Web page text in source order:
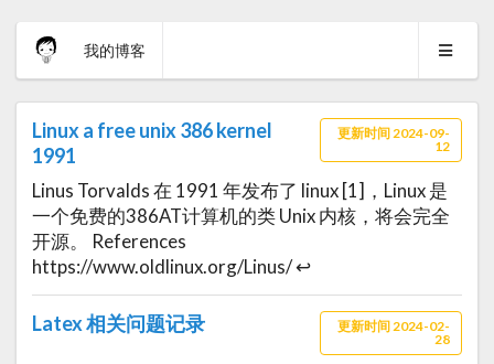
我的博客
Linux a free unix 386 kernel
1991
更新时间 2024-09-
12
Linus Torvalds 在 1991 年发布了 linux [1]，Linux 是
一个免费的386AT计算机的类 Unix 内核，将会完全
开源。 References
https://www.oldlinux.org/Linus/ ↩
Latex 相关问题记录
更新时间 2024-02-
28